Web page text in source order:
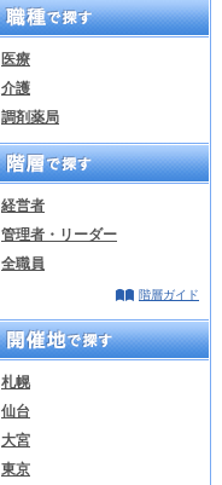
医療
介護
調剤薬局
経営者
管理者・リーダー
全職員
階層ガイド
札幌
仙台
大宮
東京